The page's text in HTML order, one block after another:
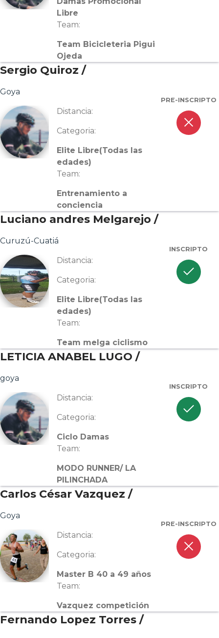
Libre
Team:
Team Bicicleteria Pigui
Ojeda
Sergio Quiroz /
Goya
Distancia:
Categoria:
Elite Libre(Todas las
edades)
Team:
Entrenamiento a
conciencia
PRE-INSCRIPTO
close
Luciano andres Melgarejo /
Curuzú-Cuatiá
Distancia:
Categoria:
Elite Libre(Todas las
edades)
Team:
Team melga ciclismo
INSCRIPTO
check
LETICIA ANABEL LUGO /
goya
Distancia:
Categoria:
Ciclo Damas
Team:
MODO RUNNER/ LA
PILINCHADA
INSCRIPTO
check
Carlos César Vazquez /
Goya
Distancia:
Categoria:
Master B 40 a 49 años
Team:
Vazquez competición
PRE-INSCRIPTO
close
Fernando Lopez Torres /